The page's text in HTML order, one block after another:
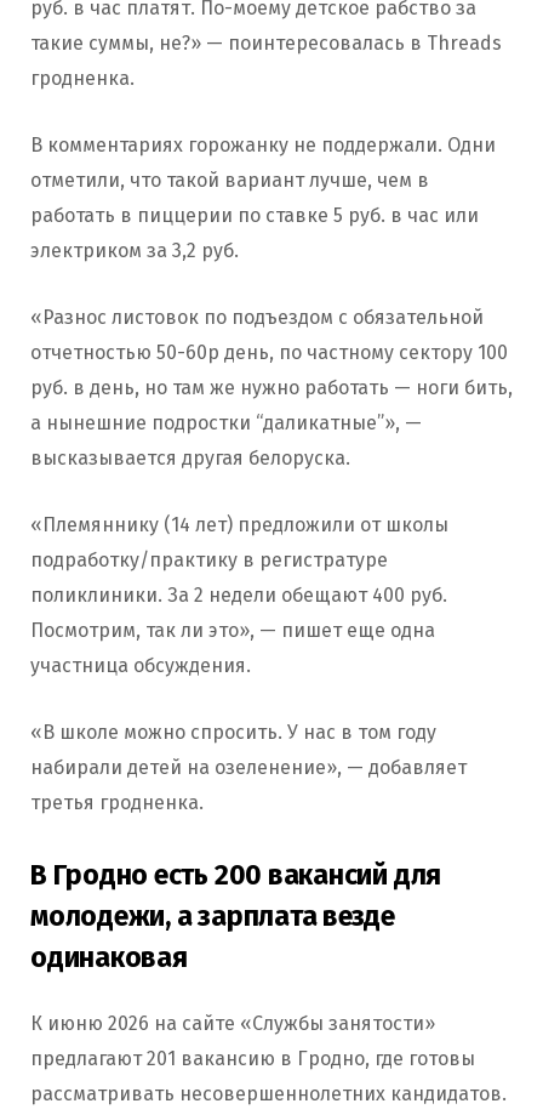
руб. в час платят. По-моему детское рабство за
такие суммы, не?» — поинтересовалась в Threads
гродненка.
В комментариях горожанку не поддержали. Одни
отметили, что такой вариант лучше, чем в
работать в пиццерии по ставке 5 руб. в час или
электриком за 3,2 руб.
«Разнос листовок по подъездом с обязательной
отчетностью 50-60р день, по частному сектору 100
руб. в день, но там же нужно работать — ноги бить,
а нынешние подростки “даликатные”», —
высказывается другая белоруска.
«Племяннику (14 лет) предложили от школы
подработку/практику в регистратуре
поликлиники. За 2 недели обещают 400 руб.
Посмотрим, так ли это», — пишет еще одна
участница обсуждения.
«В школе можно спросить. У нас в том году
набирали детей на озеленение», — добавляет
третья гродненка.
В Гродно есть 200 вакансий для
молодежи, а зарплата везде
одинаковая
К июню 2026 на сайте «Службы занятости»
предлагают 201 вакансию в Гродно, где готовы
рассматривать несовершеннолетних кандидатов.